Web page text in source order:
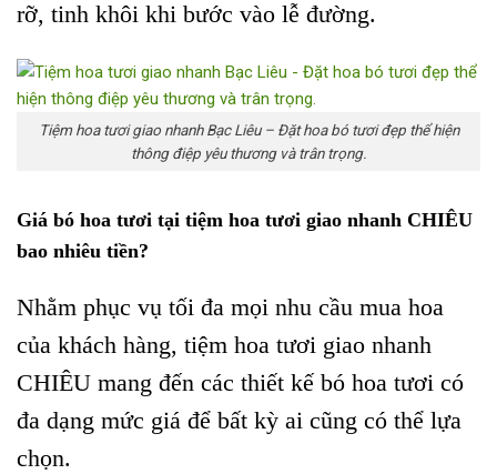
rỡ, tinh khôi khi bước vào lễ đường.
Tiệm hoa tươi giao nhanh Bạc Liêu – Đặt hoa bó tươi đẹp thể hiện
thông điệp yêu thương và trân trọng.
Giá bó hoa tươi tại tiệm hoa tươi giao nhanh CHIÊU
bao nhiêu tiền?
Nhằm phục vụ tối đa mọi nhu cầu mua hoa
của khách hàng, tiệm hoa tươi giao nhanh
CHIÊU mang đến các thiết kế bó hoa tươi có
đa dạng mức giá để bất kỳ ai cũng có thể lựa
chọn.